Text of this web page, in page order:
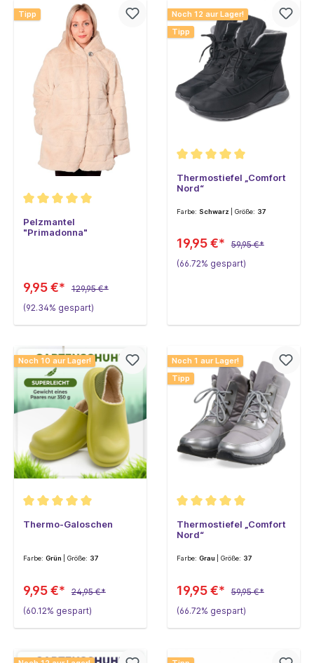
Tipp
Pelzmantel
"Primadonna"
9,95 €*
129,95 €*
(92.34% gespart)
Noch 12 aur Lager!
Tipp
Thermostiefel „Comfort
Nord“
Farbe: Schwarz | Größe: 37
19,95 €*
59,95 €*
(66.72% gespart)
Noch 10 aur Lager!
Thermo-Galoschen
Farbe: Grün | Größe: 37
9,95 €*
24,95 €*
(60.12% gespart)
Noch 1 aur Lager!
Tipp
Thermostiefel „Comfort
Nord“
Farbe: Grau | Größe: 37
19,95 €*
59,95 €*
(66.72% gespart)